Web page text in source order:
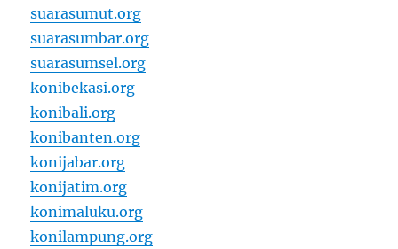
suarasumut.org
suarasumbar.org
suarasumsel.org
konibekasi.org
konibali.org
konibanten.org
konijabar.org
konijatim.org
konimaluku.org
konilampung.org